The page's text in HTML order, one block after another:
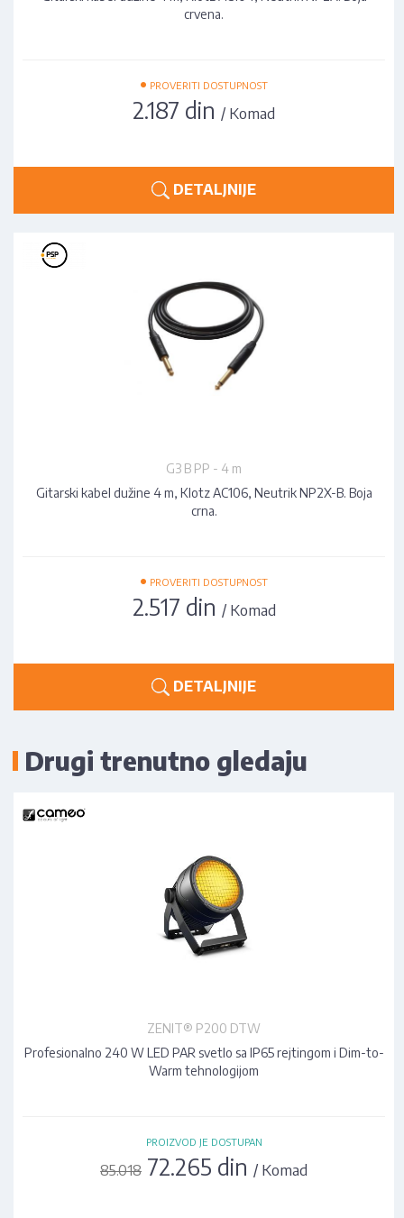
crvena.
• PROVERITI DOSTUPNOST
2.187 din / Komad
DETALJNIJE
G3 B PP - 4 m
Gitarski kabel dužine 4 m, Klotz AC106, Neutrik NP2X-B. Boja
crna.
• PROVERITI DOSTUPNOST
2.517 din / Komad
DETALJNIJE
Drugi trenutno gledaju
ZENIT® P200 DTW
Profesionalno 240 W LED PAR svetlo sa IP65 rejtingom i Dim-to-
Warm tehnologijom
PROIZVOD JE DOSTUPAN
85.018 72.265 din / Komad